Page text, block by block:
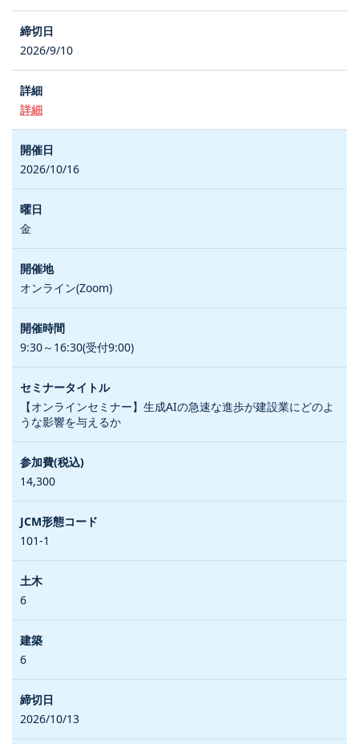
2026/9/10
詳細
2026/10/16
金
オンライン(Zoom)
9:30～16:30(受付9:00)
【オンラインセミナー】生成AIの急速な進歩が建設業にどのよ
うな影響を与えるか
14,300
101-1
6
6
2026/10/13